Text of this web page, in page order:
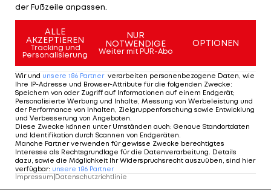
Auch PSG mit Verletzungspech
AuchParis Saint-Germainkönnte länger auf
mehrere Spieler verzichten müssen.
Linksverteidiger Nuno Mendes musste am
Dienstag nach Problemen im Oberschenkel
bereits in der 38. Minute verletzt ausgewechselt
werden.
Zudem hatte Désiré Doué in Halbzeit eins einen
schmerzhaften Zusammenstoß mit einem
Mikrofon und musste zu Beginn der zweiten
der Fußzeile anpassen.
ALLE
AKZEPTIEREN
Tracking und
Personalisierung
NUR
NOTWENDIGE
Weiter mit PUR-Abo
OPTIONEN
Wir und unsere 186 Partner verarbeiten personenbezogene Daten, wie
Ihre IP-Adresse und Browser-Attribute für die folgenden Zwecke:
Speichern von oder Zugriff auf Informationen auf einem Endgerät;
Personalisierte Werbung und Inhalte, Messung von Werbeleistung und
der Performance von Inhalten, Zielgruppenforschung sowie Entwicklung
und Verbesserung von Angeboten
Diese Zwecke können unter Umständen auch: Genaue Standortdaten
und Identifikation durch Scannen von Endgeräten
Manche Partner verwenden für gewisse Zwecke berechtigtes
Interesse als Rechtsgrundlage für die Datenverarbeitung. Details
dazu, sowie die Möglichkeit Ihr Widerspruchsrecht auszuüben, sind hier
verfügbar: unsere 186 Partner
Impressum|Datenschutzrichtlinie